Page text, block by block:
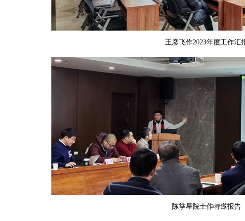
王彦飞作2023年度工作汇
陈掌星院士作特邀报告